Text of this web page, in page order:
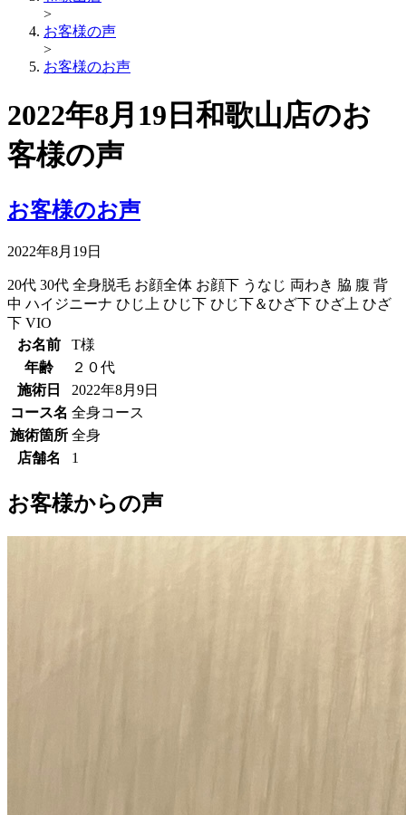
>
お客様の声
>
お客様のお声
2022年8月19日和歌山店のお
客様の声
お客様のお声
2022年8月19日
20代 30代 全身脱毛 お顔全体 お顔下 うなじ 両わき 脇 腹 背
中 ハイジニーナ ひじ上 ひじ下 ひじ下＆ひざ下 ひざ上 ひざ
下 VIO
お名前
T様
年齢
２０代
施術日
2022年8月9日
コース名 全身コース
施術箇所 全身
店舗名
1
お客様からの声